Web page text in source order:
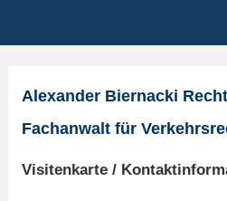
Alexander Biernacki
Fachanwalt für
Visitenkarte /